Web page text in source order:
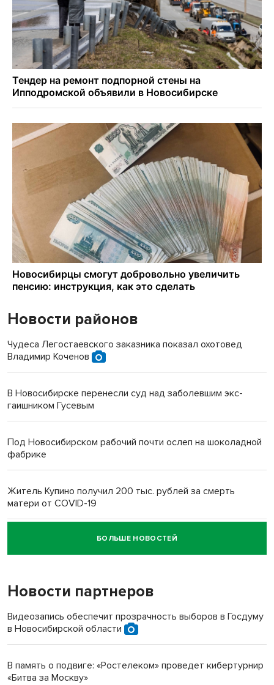
Новости районов
Чудеса Легостаевского заказника показал охотовед
Владимир Коченов
В Новосибирске перенесли суд над заболевшим экс-
гаишником Гусевым
Под Новосибирском рабочий почти ослеп на шоколадной
фабрике
Житель Купино получил 200 тыс. рублей за смерть
матери от COVID-19
Новосибирский суд наказал водителя за смерть
пенсионерки на вокзале
«Мы живём на пастбище!»: в новосибирском селе лошади
терроризируют жителей
Инвалид получил условный срок за избиение врачей
БОЛЬШЕ НОВОСТЕЙ
Новости партнеров
Видеозапись обеспечит прозрачность выборов в Госдуму
в Новосибирской области
В память о подвиге: «Ростелеком» проведет кибертурнир
«Битва за Москву»